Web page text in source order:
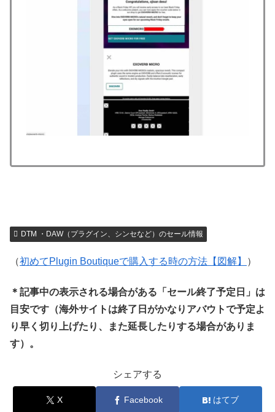
DTM ・DAW（プラグイン、シンセなど）のセール情報
（初めてPlugin Boutiqueで購入する時の方法【図解】 ）
＊記事中の表示される場合がある「セール終了予定日」は
目安です（海外サイトは終了日がかなりアバウトで予定よ
り早く切り上げたり、また延長したりする場合がありま
す）。
シェアする
X Facebook はてブ